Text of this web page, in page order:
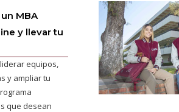
MBA
y llevar tu
equipos,
y ampliar tu
que desean